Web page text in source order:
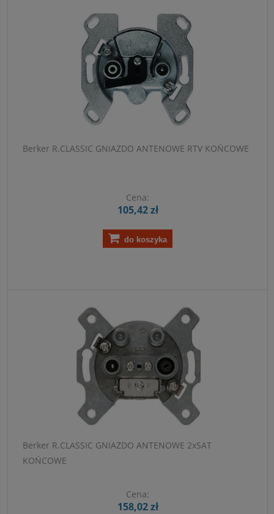
Berker R.CLASSIC GNIAZDO ANTENOWE RTV KOŃCOWE
Cena:
105,42 zł
do koszyka
Berker R.CLASSIC GNIAZDO ANTENOWE 2xSAT
KOŃCOWE
Cena:
158,02 zł